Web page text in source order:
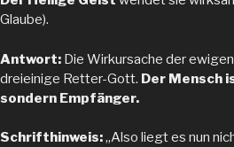
Glaube).
Antwort: Die Wirkursache der
dreieinige Retter-Gott. Der Mensch
sondern Empfänger.
Schrifthinweis:„Also liegt es nun